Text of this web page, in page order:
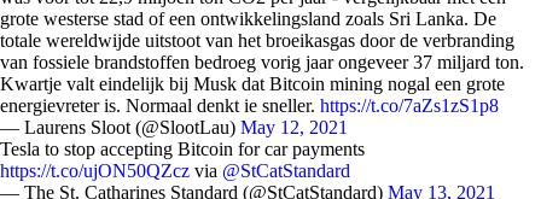
grote westerse stad of een ontwikkelingsland zoals Sri Lanka. De
totale wereldwijde uitstoot van het broeikasgas door de verbranding
van fossiele brandstoffen bedroeg vorig jaar ongeveer 37 miljard ton.
Kwartje valt eindelijk bij Musk dat Bitcoin mining nogal een grote
energievreter is. Normaal denkt ie sneller. https://t.co/7aZs1zS1p8
— Laurens Sloot (@SlootLau) May 12, 2021
Tesla to stop accepting Bitcoin for car payments
https://t.co/ujON50QZcz via @StCatStandard
— The St. Catharines Standard (@StCatStandard) May 13, 2021